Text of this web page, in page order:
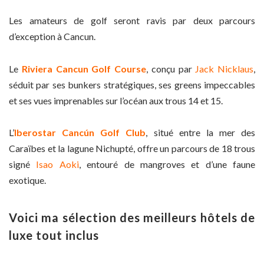
Les amateurs de golf seront ravis par deux parcours
d’exception à Cancun.
Le Riviera Cancun Golf Course , conçu par Jack Nicklaus
séduit par ses bunkers stratégiques, ses greens impeccables
et ses vues imprenables sur l’océan aux trous 14 et 15.
L’Iberostar Cancún Golf Club, situé entre la mer des
Caraïbes et la lagune Nichupté, offre un parcours de 18 trous
signé Isao Aoki, entouré de mangroves et d’une faune
exotique.
Voici ma sélection des meilleurs hôtels de
luxe tout inclus